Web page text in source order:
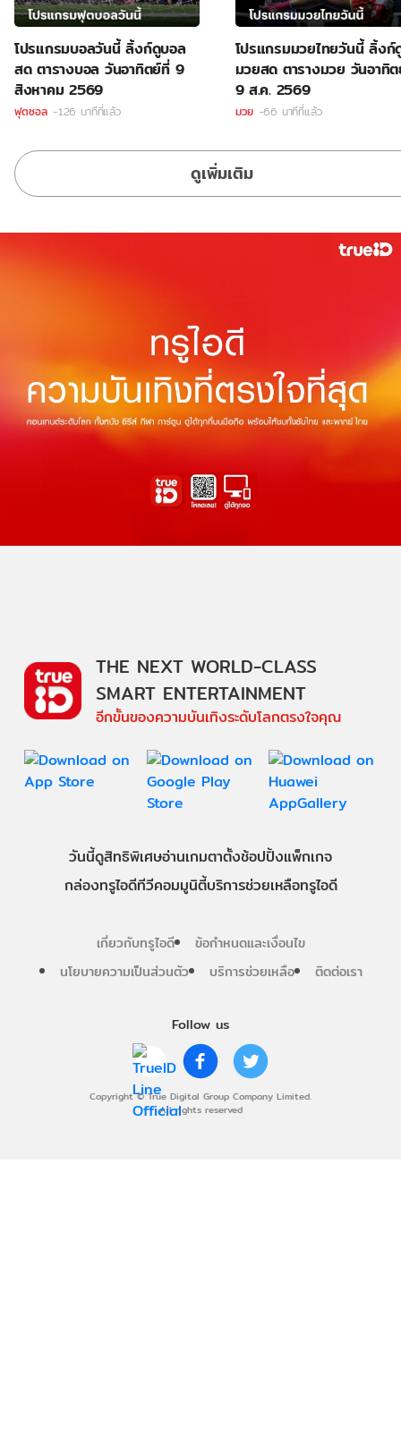
โปรแกรมบอลวันนี้ ลิ้งก์ดูบอล
สด ตารางบอล วันอาทิตย์ที่ 9
สิงหาคม 2569
ฟุตซอล -126 นาทีที่แล้ว
โปรแกรมมวยไทยวันนี้ ลิ้งก์
มวยสด ตารางมวย วันอาทิ
9 ส.ค. 2569
มวย -66 นาทีที่แล้ว
ดูเพิ่มเติม
Follow us
Copyright © True Digital Group Company Limited.
All rights reserved
THE NEXT WORLD-CLASS
SMART ENTERTAINMENT
อีกขั้นของความบันเทิงระดับโลกตรงใจคุณ
วันนี้ดูสิทธิพิเศษอ่านเกมตาตั้งช้อปปิ้งแพ็กเกจ
กล่องทรูไอดีทีวีคอมมูนิตี้บริการช่วยเหลือทรูไอดี
เกี่ยวกับทรูไอดี
ข้อกำหนดและเงื่อนไข
นโยบายความเป็นส่วนตัว
บริการช่วยเหลือ ติดต่อเรา